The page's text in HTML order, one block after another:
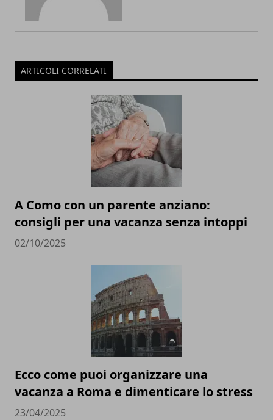
ARTICOLI CORRELATI
A Como con un parente anziano:
consigli per una vacanza senza intoppi
02/10/2025
Ecco come puoi organizzare una
vacanza a Roma e dimenticare lo stress
23/04/2025